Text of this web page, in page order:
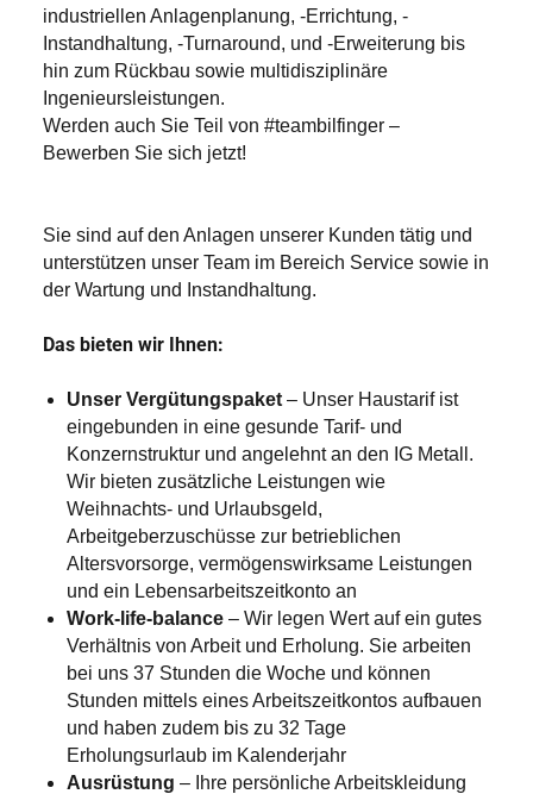
industriellen Anlagenplanung, -Errichtung, -
Instandhaltung, -Turnaround, und -Erweiterung bis
hin zum Rückbau sowie multidisziplinäre
Ingenieursleistungen.
Werden auch Sie Teil von #teambilfinger –
Bewerben Sie sich jetzt!
Sie sind auf den Anlagen unserer Kunden tätig und
unterstützen unser Team im Bereich Service sowie in
der Wartung und Instandhaltung.
Das bieten wir Ihnen:
Unser Vergütungspaket – Unser Haustarif ist
eingebunden in eine gesunde Tarif- und
Konzernstruktur und angelehnt an den IG Metall.
Wir bieten zusätzliche Leistungen wie
Weihnachts- und Urlaubsgeld,
Arbeitgeberzuschüsse zur betrieblichen
Altersvorsorge, vermögenswirksame Leistungen
und ein Lebensarbeitszeitkonto an
Work-life-balance – Wir legen Wert auf ein gutes
Verhältnis von Arbeit und Erholung. Sie arbeiten
bei uns 37 Stunden die Woche und können
Stunden mittels eines Arbeitszeitkontos aufbauen
und haben zudem bis zu 32 Tage
Erholungsurlaub im Kalenderjahr
Ausrüstung – Ihre persönliche Arbeitskleidung